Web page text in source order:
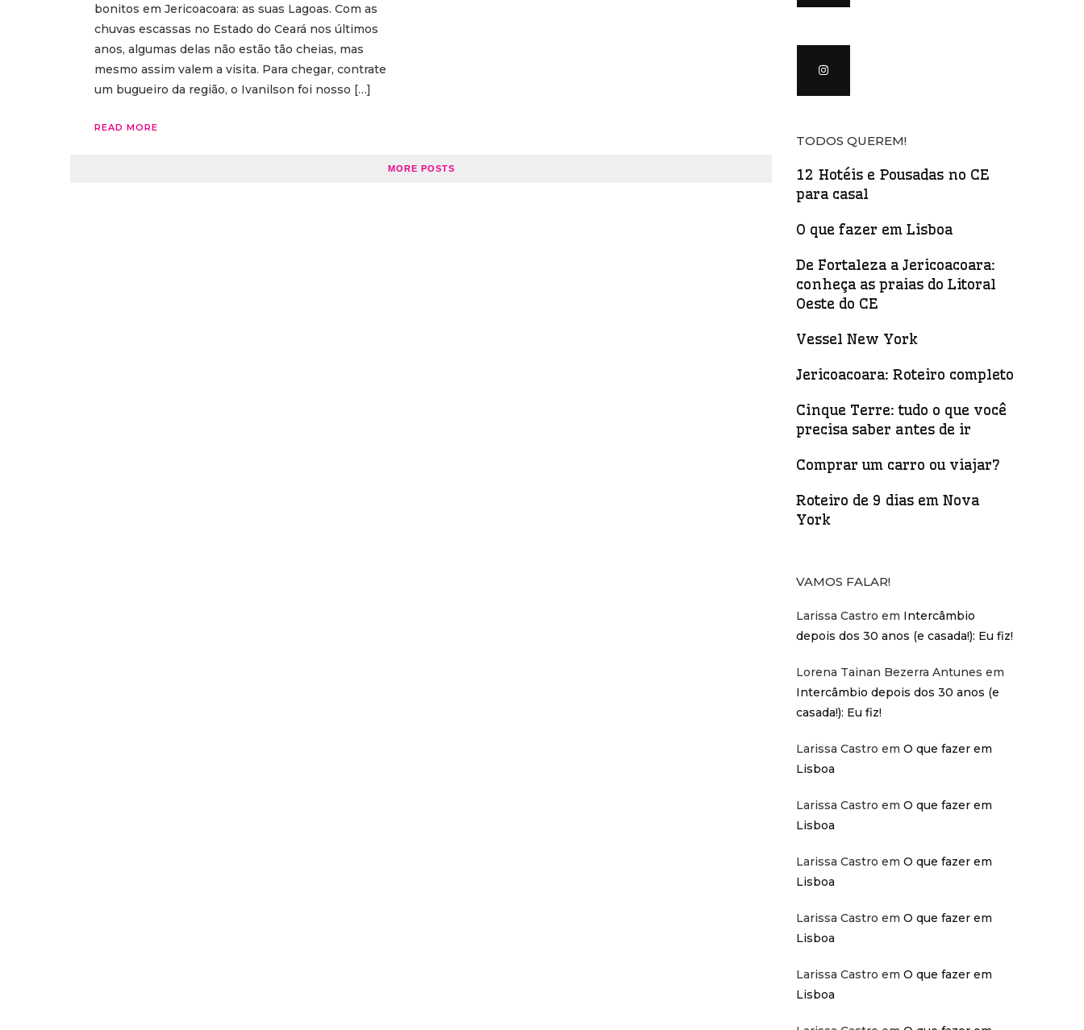
bonitos em Jericoacoara: as suas Lagoas. Com as
chuvas escassas no Estado do Ceará nos últimos
anos, algumas delas não estão tão cheias, mas
mesmo assim valem a visita. Para chegar, contrate
um bugueiro da região, o Ivanilson foi nosso […]
READ MORE
MORE POSTS
TODOS QUEREM!
12 Hotéis e Pousadas no CE
para casal
O que fazer em Lisboa
De Fortaleza a Jericoacoara:
conheça as praias do Litoral
Oeste do CE
Vessel New York
Jericoacoara: Roteiro completo
Cinque Terre: tudo o que você
precisa saber antes de ir
Comprar um carro ou viajar?
Roteiro de 9 dias em Nova
York
VAMOS FALAR!
Larissa Castro em Intercâmbio
depois dos 30 anos (e casada!): Eu fiz!
Lorena Tainan Bezerra Antunes em
Intercâmbio depois dos 30 anos (e
casada!): Eu fiz!
Larissa Castro em O que fazer em
Lisboa
Larissa Castro em O que fazer em
Lisboa
Larissa Castro em O que fazer em
Lisboa
Larissa Castro em O que fazer em
Lisboa
Larissa Castro em O que fazer em
Lisboa